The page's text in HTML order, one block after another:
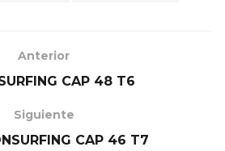
Anterior
CAP 48 T6
Siguiente
CAP 46 T7